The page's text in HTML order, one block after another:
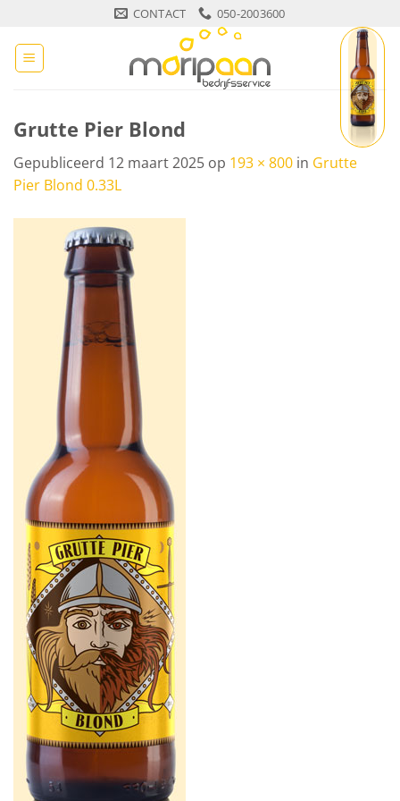
inhoud
CONTACT 050-2003600
Grutte Pier Blond
Gepubliceerd 12 maart 2025 op 193 × 800 in Grutte
Pier Blond 0.33L